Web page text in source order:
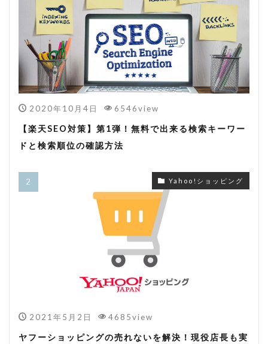
2020年10月4日 6546view
【楽天SEO対策】第1弾！無料で出来る検索キーワー
ドと検索順位の確認方法
Yahoo!ショッピング
2021年5月2日 4685view
ヤフーショッピングの売れないを解決！現役店長も実